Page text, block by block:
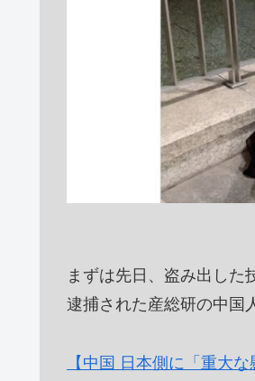
まずは先日、盗み出した
逮捕された産総研の中国
【中国 日本側に「重大